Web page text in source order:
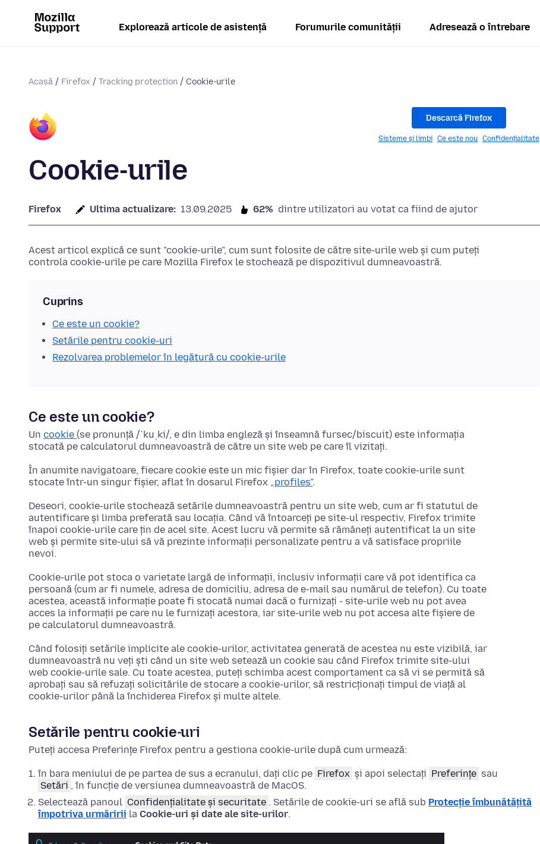
Explorează articole de asistență Forumurile comunității Adresează o întrebare
Acasă Firefox Tracking protection Cookie-urile
Descarcă Firefox
Sisteme și limbi Ce este nou Confidențialitate
Cookie-urile
Firefox Ultima actualizare: 13.09.2025 62% dintre utilizatori au votat ca fiind de ajutor
Acest articol explică ce sunt "cookie-urile", cum sunt folosite de către site-urile web și cum puteți
controla cookie-urile pe care Mozilla Firefox le stochează pe dispozitivul dumneavoastră.
Cuprins
Ce este un cookie?
Setările pentru cookie-uri
Rezolvarea problemelor în legătură cu cookie-urile
Ce este un cookie?
Un cookie (se pronunță /ˈkuˌki/, e din limba engleză și înseamnă fursec/biscuit) este informația
stocată pe calculatorul dumneavoastră de către un site web pe care îl vizitați.
În anumite navigatoare, fiecare cookie este un mic fișier dar în Firefox, toate cookie-urile sunt
stocate într-un singur fișier, aflat în dosarul Firefox „profiles”.
Deseori, cookie-urile stochează setările dumneavoastră pentru un site web, cum ar fi statutul de
autentificare și limba preferată sau locația. Când vă întoarceți pe site-ul respectiv, Firefox trimite
înapoi cookie-urile care țin de acel site. Acest lucru vă permite să rămâneți autentificat la un site
web și permite site-ului să vă prezinte informații personalizate pentru a vă satisface propriile
nevoi.
Cookie-urile pot stoca o varietate largă de informații, inclusiv informații care vă pot identifica ca
persoană (cum ar fi numele, adresa de domiciliu, adresa de e-mail sau numărul de telefon). Cu toate
acestea, această informație poate fi stocată numai dacă o furnizați - site-urile web nu pot avea
acces la informații pe care nu le furnizați acestora, iar site-urile web nu pot accesa alte fișiere de
pe calculatorul dumneavoastră.
Când folosiți setările implicite ale cookie-urilor, activitatea generată de acestea nu este vizibilă, iar
dumneavoastră nu veți ști când un site web setează un cookie sau când Firefox trimite site-ului
web cookie-urile sale. Cu toate acestea, puteți schimba acest comportament ca să vi se permită să
aprobați sau să refuzați solicitările de stocare a cookie-urilor, să restricționați timpul de viață al
cookie-urilor până la închiderea Firefox și multe altele.
Setările pentru cookie-uri
Puteți accesa Preferințe Firefox pentru a gestiona cookie-urile după cum urmează:
în bara meniului de pe partea de sus a ecranului, dați clic pe Firefox și apoi selectați Preferințe sau
Setări , în funcție de versiunea dumneavoastră de MacOS.
Selectează panoul Confidențialitate și securitate . Setările de cookie-uri se află sub Protecție îmbunătățită
împotriva urmăririi la Cookie-uri și date ale site-urilor.